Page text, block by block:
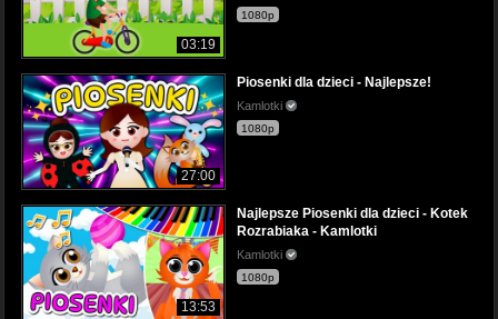
03:19
1080p
27:00
Piosenki dla dzieci - Najlepsze!
Kamlotki
1080p
13:53
Najlepsze Piosenki dla dzieci - Kotek
Rozrabiaka - Kamlotki
Kamlotki
1080p